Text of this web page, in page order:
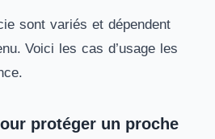
sont variés et dépendent
Voici les cas d’usage les
protéger un proche